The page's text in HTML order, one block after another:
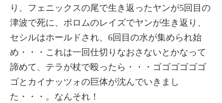
り、フェニックスの尾で生き返ったヤンが5回目の
津波で死に、ポロムのレイズでヤンが生き返り、
セシルはホールドされ、6回目の水が集められ始
め・・・これは一回仕切りなおさないとかなって
諦めて、テラが杖で殴ったら・・・ゴゴゴゴゴゴ
ゴとカイナッツォの巨体が沈んでいきまし
た・・・。なんそれ！